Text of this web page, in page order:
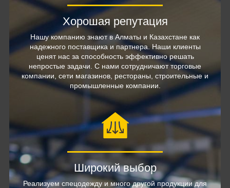
Хорошая репутация
Нашу компанию знают в Алматы и Казахстане как
надежного поставщика и партнера. Наши клиенты
ценят нас за способность эффективно решать
непростые задачи. С нами сотрудничают торговые
компании, сети магазинов, рестораны, строительные и
промышленные компании.
Широкий выбор
Реализуем спецодежду и много другой продукции для